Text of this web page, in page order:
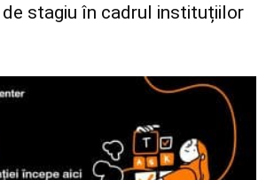
stagiu în cadrul instituțiilor